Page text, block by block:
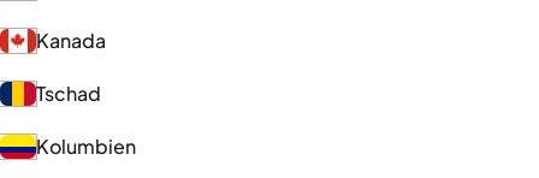
Kanada
Tschad
Kolumbien